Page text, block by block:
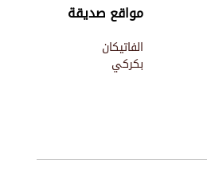
مواقع صديقة
الفاتيكان
بكركي